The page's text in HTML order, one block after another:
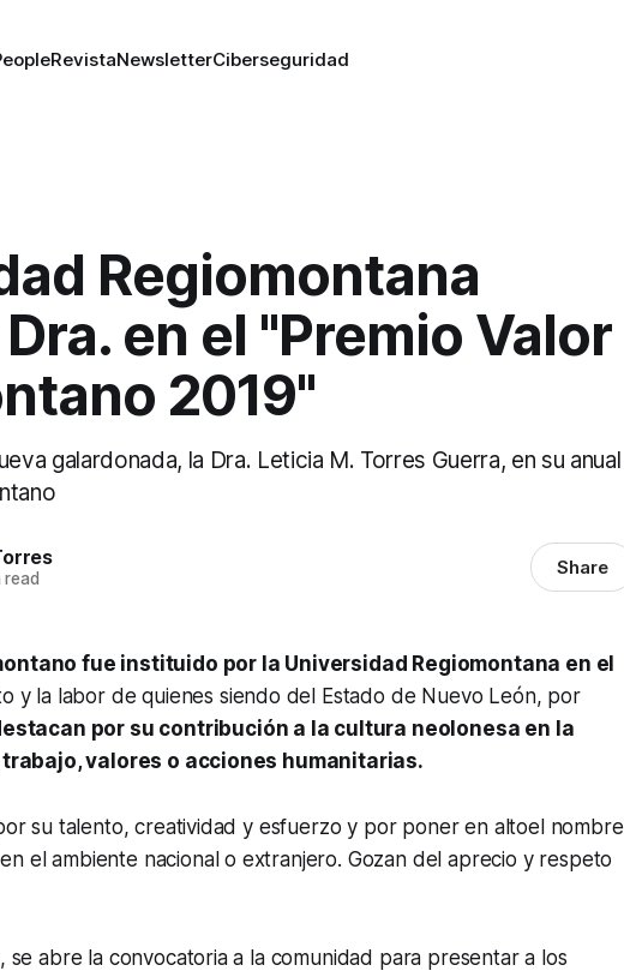
RevistaNewsletterCiberseguridad
Regiomontana
en el "Premio Valor
2019"
galardonada, la Dra. Leticia M. Torres Guerra, en su anual
Share
fue instituido por la Universidad Regiomontana en el
y la labor de quienes siendo del Estado de Nuevo León, por
por su contribución a la cultura neolonesa en la
valores o acciones humanitarias.
su talento, creatividad y esfuerzo y por poner en altoel nombre
el ambiente nacional o extranjero. Gozan del aprecio y respeto
se abre la convocatoria a la comunidad para presentar a los